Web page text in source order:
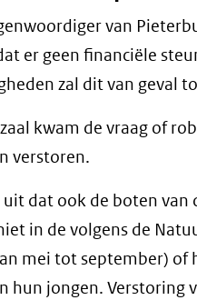
van
er geen financiële
zal dit van geval
kwam de vraag of
verstoren.
uit dat ook de boten
in de volgens de
mei tot september) of
hun jongen. Verstoring